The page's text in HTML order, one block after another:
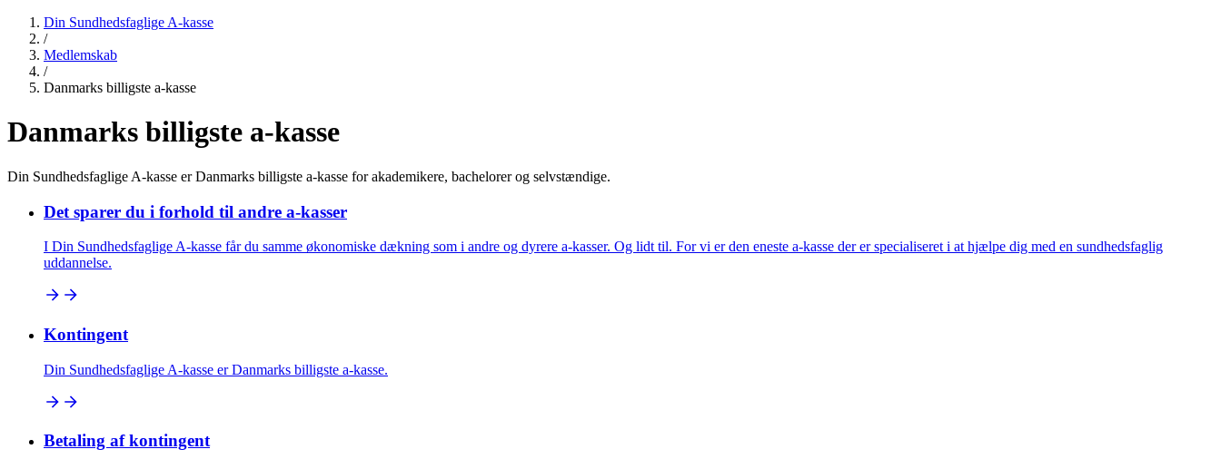
Din Sundhedsfaglige A-kasse
/
Medlemskab
/
Danmarks billigste a-kasse
Danmarks billigste a-kasse
Din Sundhedsfaglige A-kasse er Danmarks billigste a-kasse for akademikere, bachelorer og selvstændige.
Det sparer du i forhold til andre a-kasser
I Din Sundhedsfaglige A-kasse får du samme økonomiske dækning som i andre og dyrere a-kasser. Og lidt til. For vi er den eneste a-kasse der er specialiseret i at hjælpe dig med en sundhedsfaglig
uddannelse.
Kontingent
Din Sundhedsfaglige A-kasse er Danmarks billigste a-kasse.
Betaling af kontingent